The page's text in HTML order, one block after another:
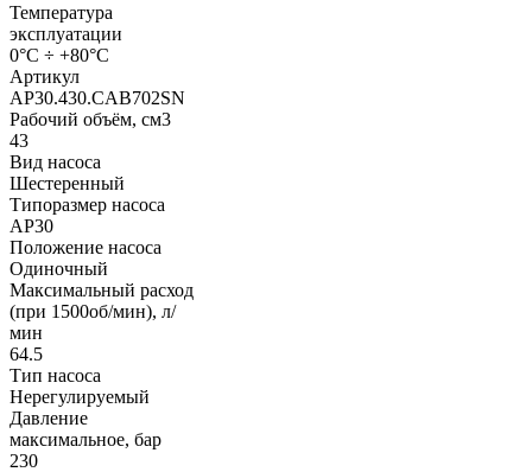
Температура
эксплуатации
0°C ÷ +80°C
Артикул
AP30.430.CAB702SN
Рабочий объём, см3
43
Вид насоса
Шестеренный
Типоразмер насоса
AP30
Положение насоса
Одиночный
Максимальный расход
(при 1500об/мин), л/
мин
64.5
Тип насоса
Нерегулируемый
Давление
максимальное, бар
230